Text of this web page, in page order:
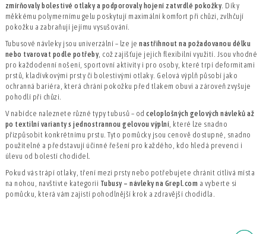
zmírňovaly bolestivé otlaky a podporovaly hojení zatvrdlé pokožky. Díky
měkkému polymernímu gelu poskytují maximální komfort při chůzi, zvlhčují
pokožku a zabraňují jejímu vysušování.
Tubusové návleky jsou univerzální – lze jenastřihnout na požadovanou délku
nebo tvarovat podle potřeby, což zajišťuje jejich flexibilní využití. Jsou vhodné
pro každodenní nošení, sportovní aktivity i pro osoby, které trpí deformitami
prstů, kladívkovými prsty či bolestivými otlaky. Gelová výplň působí jako
ochranná bariéra, která chrání pokožku před tlakem obuvi a zároveň zvyšuje
pohodlí při chůzi.
V nabídce naleznete různé typy tubusů – odceloplošných gelových návleků až
po textilní varianty s jednostrannou gelovou výplní, které lze snadno
přizpůsobit konkrétnímu prstu. Tyto pomůcky jsou cenově dostupné, snadno
použitelné a představují účinné řešení pro každého, kdo hledá prevenci i
úlevu od bolestí chodidel.
Pokud vás trápí otlaky, tření mezi prsty nebo potřebujete chránit citlivá místa
na nohou, navštivte kategorii Tubusy – návleky na Grepl.com a vyberte si
pomůcku, která vám zajistí pohodlnější krok a zdravější chodidla.